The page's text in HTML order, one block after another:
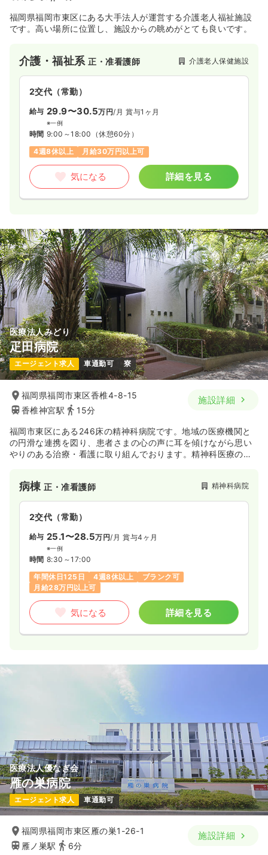
福岡県福岡市東区にある大手法人が運営する介護老人福祉施設
です。高い場所に位置し、施設からの眺めがとても良いです。
介護・福祉系正・准看護師 介護老人保健施設
2交代（常勤）
給与 29.9〜30.5万円/月 賞与1ヶ月
※一例
時間 9:00～18:00 （休憩60分）
4週8休以上
月給30万円以上可
気になる 詳細を見る
医療法人みどり
疋田病院
エージェント求人 車通勤可 寮
福岡県福岡市東区香椎4-8-15
香椎神宮駅
15分
施設詳細
福岡市東区にある246床の精神科病院です。地域の医療機関と
の円滑な連携を図り、患者さまの心の声に耳を傾けながら思い
やりのある治療・看護に取り組んでおります。精神科医療の発
病棟正・准看護師 精神科病院
2交代（常勤）
給与 25.1〜28.5万円/月 賞与4ヶ月
※一例
時間 8:30～17:00
年間休日125日
4週8休以上
ブランク可
月給28万円以上可
気になる 詳細を見る
医療法人優なぎ会
雁の巣病院
エージェント求人 車通勤可
福岡県福岡市東区雁の巣1-26-1
雁ノ巣駅
6分
施設詳細